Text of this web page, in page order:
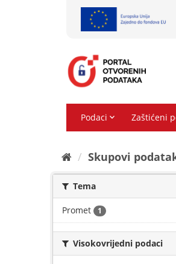
Skupovi
Tema
Promet 1
Visokovrijedni podaci